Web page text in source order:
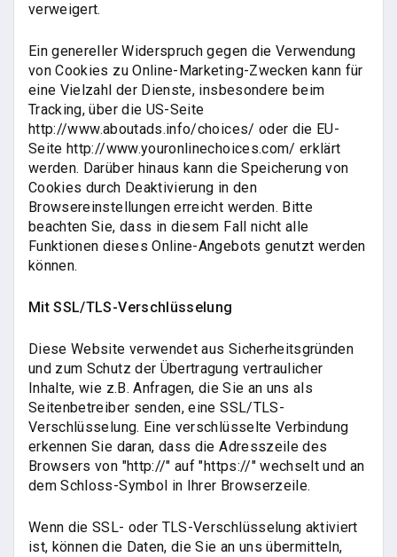
verweigert.
Ein genereller Widerspruch gegen die Verwendung
von Cookies zu Online-Marketing-Zwecken kann für
eine Vielzahl der Dienste, insbesondere beim
Tracking, über die US-Seite
http://www.aboutads.info/choices/ oder die EU-
Seite http://www.youronlinechoices.com/ erklärt
werden. Darüber hinaus kann die Speicherung von
Cookies durch Deaktivierung in den
Browsereinstellungen erreicht werden. Bitte
beachten Sie, dass in diesem Fall nicht alle
Funktionen dieses Online-Angebots genutzt werden
können.
Mit SSL/TLS-Verschlüsselung
Diese Website verwendet aus Sicherheitsgründen
und zum Schutz der Übertragung vertraulicher
Inhalte, wie z.B. Anfragen, die Sie an uns als
Seitenbetreiber senden, eine SSL/TLS-
Verschlüsselung. Eine verschlüsselte Verbindung
erkennen Sie daran, dass die Adresszeile des
Browsers von "http://" auf "https://" wechselt und an
dem Schloss-Symbol in Ihrer Browserzeile.
Wenn die SSL- oder TLS-Verschlüsselung aktiviert
ist, können die Daten, die Sie an uns übermitteln,